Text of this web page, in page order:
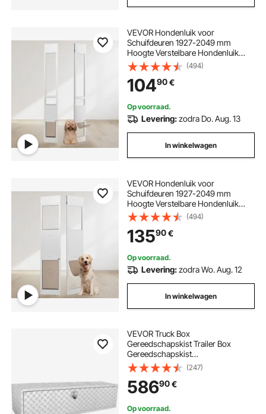
VEVOR Hondenluik voor
Schuifdeuren 1927-2049 mm
Hoogte Verstelbare Hondenluik
Schuifdeuren, Gehard Glazen
Huisdierluik met Aluminium Frame
& Scharnierconstructie, Klep en Slot
voor Kleine Honden
(494)
10490€
Op voorraad.
Levering:zodra Do. Aug. 13
In winkelwagen
VEVOR Hondenluik voor
Schuifdeuren 1927-2049 mm
Hoogte Verstelbare Hondenluik
Schuifdeuren, Gehard Glazen
Huisdierenluik met Aluminium
Frame & Scharnierconstructie, Klep
en Slot voor Grote Honden
(494)
13590€
Op voorraad.
Levering:zodra Wo. Aug. 12
In winkelwagen
VEVOR Truck Box
Gereedschapskist Trailer Box
Gereedschapskist
1524x610x610mm Pickup
Opbergdoos, Aluminium
Diamantplaat Gereedschapskist
met Slot & Sleutels, Waterdichte
Opbergdoos voor Trailer
(247)
58690€
Op voorraad.